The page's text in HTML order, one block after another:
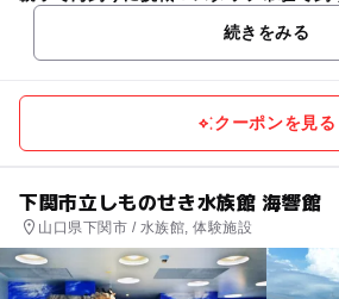
続きをみる
クーポンを見る
下関市立しものせき水族館 海響館
山口県下関市 / 水族館, 体験施設